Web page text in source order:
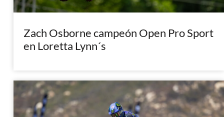
Zach Osborne campeón Open Pro Sport
en Loretta Lynn´s